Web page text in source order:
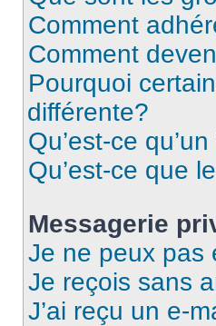
Comment
Comment
Pourquoi
différente?
Qu’est-ce
Qu’est-ce que
Messagerie
Je ne peux pas
Je reçois sans
J’ai reçu un e-